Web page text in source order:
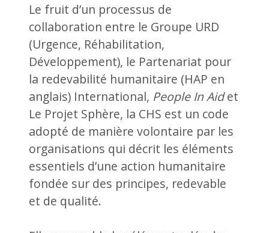
Le fruit d’un processus de
collaboration entre le Groupe URD
(Urgence, Réhabilitation,
Développement), le Partenariat pour
la redevabilité humanitaire (HAP en
anglais) International, People In Aidet
Le Projet Sphère, la CHS est un code
adopté de manière volontaire par les
organisations qui décrit les éléments
essentiels d’une action humanitaire
fondée sur des principes, redevable
et de qualité.